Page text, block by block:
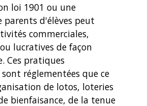
loi 1901 ou une
parents d'élèves peut
commerciales,
lucratives de façon
Ces pratiques
réglementées que ce
de lotos, loteries
bienfaisance, de la tenue